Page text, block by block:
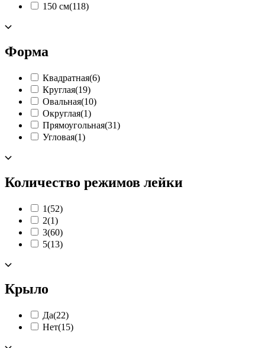
150 см(118)
Форма
Квадратная(6)
Круглая(19)
Овальная(10)
Округлая(1)
Прямоугольная(31)
Угловая(1)
Количество режимов лейки
1(52)
2(1)
3(60)
5(13)
Крыло
Да(22)
Нет(15)